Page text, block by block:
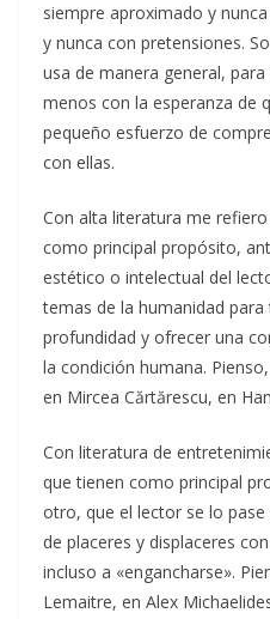
siempre aproximado y
y nunca con pretensiones.
usa de manera general,
menos con la esperanza de
pequeño esfuerzo de
con ellas.
Con alta literatura me
como principal propósito,
estético o intelectual del
temas de la humanidad
profundidad y ofrecer una
la condición humana.
en Mircea Cărtărescu, en
Con literatura de
que tienen como principal
otro, que el lector se lo
de placeres y displaceres
incluso a «engancharse».
Lemaitre, en Alex